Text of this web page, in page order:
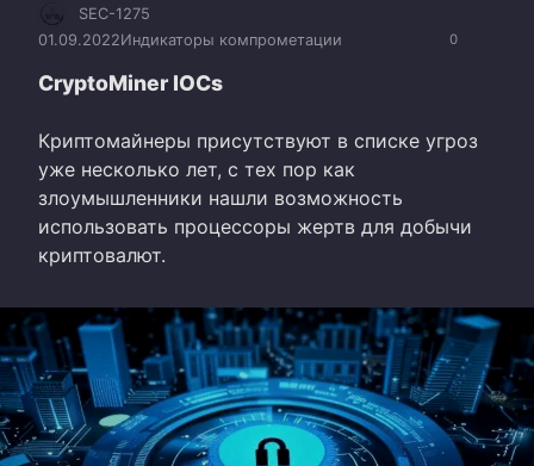
0
SEC-1275
01.09.2022Индикаторы компрометации
CryptoMiner IOCs
Криптомайнеры присутствуют в списке угроз
уже несколько лет, с тех пор как
злоумышленники нашли возможность
использовать процессоры жертв для добычи
криптовалют.